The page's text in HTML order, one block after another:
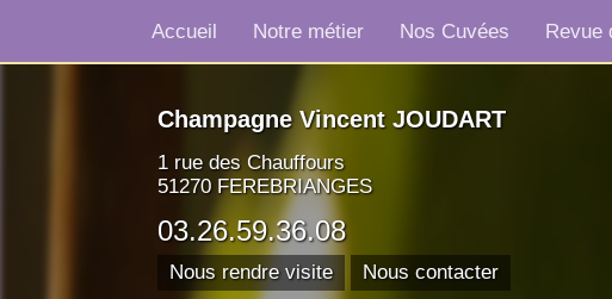
Champagne Vincent JOUDART
1 rue des Chauffours
51270 FEREBRIANGES
03.26.59.36.08
Nous rendre visite Nous contacter
Accueil Notre métier Nos Cuvées Revue